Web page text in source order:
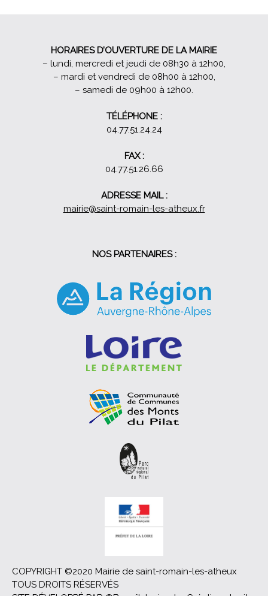
NOS PARTENAIRES :
COPYRIGHT ©2020 Mairie de saint-romain-les-atheux
TOUS DROITS RÉSERVÉS
HORAIRES D’OUVERTURE DE LA MAIRIE
– lundi, mercredi et jeudi de 08h30 à 12h00,
– mardi et vendredi de 08h00 à 12h00,
– samedi de 09h00 à 12h00.
TÉLÉPHONE :
04.77.51.24.24
FAX :
04.77.51.26.66
ADRESSE MAIL :
mairie@saint-romain-les-atheux.fr